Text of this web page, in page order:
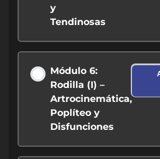
y
Tendinosas
Módulo 6:
Rodilla (I) –
Artrocinemática,
Poplíteo y
Disfunciones